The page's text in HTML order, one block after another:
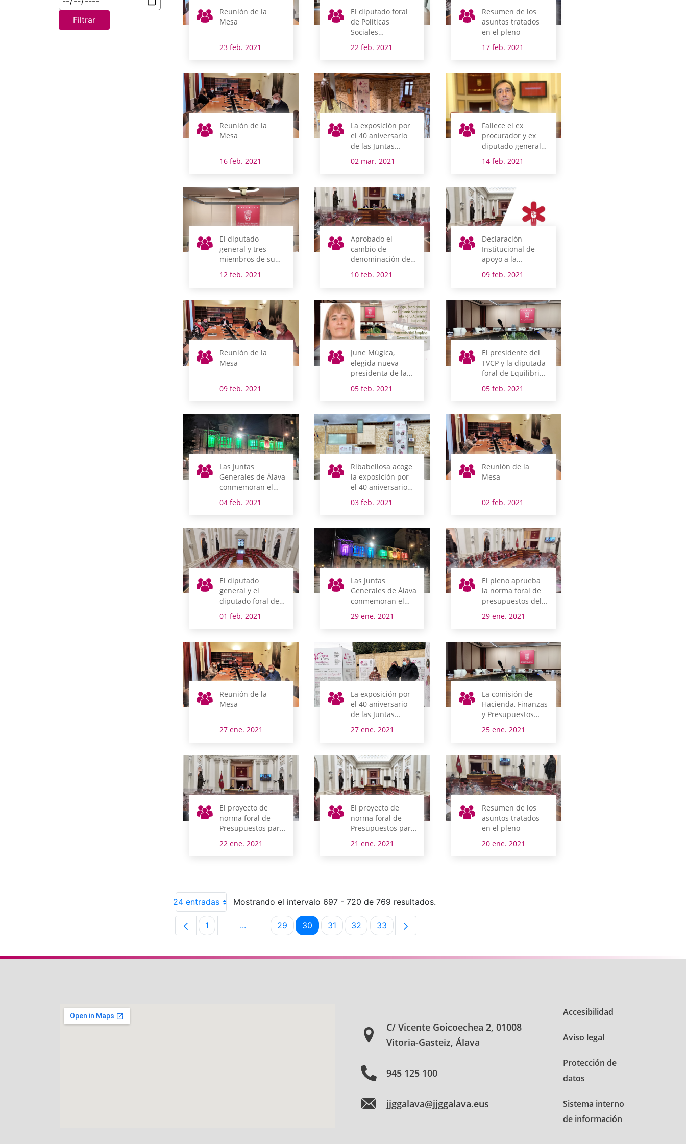
Filtrar
Reunión de la
Mesa
23 feb. 2021
El diputado foral
de Políticas
Sociales
semana en
22 feb. 2021
Resumen de los
asuntos tratados
en el pleno
17 feb. 2021
Reunión de la
Mesa
16 feb. 2021
La exposición por
el 40 aniversario
de las Juntas
llega a Laguardia
02 mar. 2021
Fallece el ex
procurador y ex
diputado general
14 feb. 2021
El diputado
general y tres
miembros de su
gobierno
comparecen la
ante las Juntas
Generales
12 feb. 2021
Aprobado el
cambio de
denominación de
la Cuadrilla de
Montaña Alavesa
10 feb. 2021
Declaración
Institucional de
apoyo a la
iniciativa
ciudadana
Right2Cure
09 feb. 2021
Reunión de la
Mesa
09 feb. 2021
June Múgica,
elegida nueva
presidenta de la
Comisión de
Fomento del
y Turismo y de
Administración
Foral
05 feb. 2021
El presidente del
TVCP y la diputada
foral de Equilibrio
Territorial
comparecen la
en comisión
05 feb. 2021
Las Juntas
Generales de Álava
conmemoran el
Día Mundial contra
el Cáncer
04 feb. 2021
Ribabellosa acoge
la exposición por
el 40 aniversario
de las Juntas
Generales de Álava
03 feb. 2021
Reunión de la
Mesa
02 feb. 2021
El diputado
general y el
diputado foral de
Urbanismo
semana en
comisión
01 feb. 2021
Las Juntas
Generales de Álava
conmemoran el
No Violencia y la
29 ene. 2021
El pleno aprueba
la norma foral de
presupuestos del
29 ene. 2021
Reunión de la
Mesa
27 ene. 2021
La exposición por
el 40 aniversario
de las Juntas
Álava, instalada en
Trevino
27 ene. 2021
La comisión de
Hacienda, Finanzas
y Presupuestos
enmiendas
proyecto de
presupuestos
25 ene. 2021
El proyecto de
norma foral de
Presupuestos para
votación de las
22 ene. 2021
El proyecto de
norma foral de
Presupuestos para
mañana al debate
21 ene. 2021
Resumen de los
asuntos tratados
en el pleno
20 ene. 2021
24 entradas Mostrando el intervalo 697 - 720 de 769 resultados.
Página
1 ...Páginas intermedias Use TAB para desplazarse.
Página
29 Página
30 Página
31 Página
32 Página
33
C/ Vicente Goicoechea 2, 01008
Vitoria-Gasteiz, Álava
945 125 100
jjggalava@jjggalava.eus
Accesibilidad
Aviso legal
Protección de
datos
Sistema interno
de información